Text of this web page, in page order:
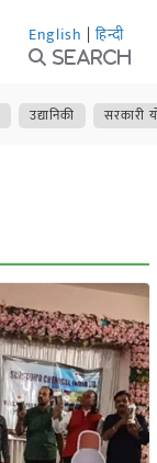
English | हिन्दी
Search
उद्यानिकी सरकारी